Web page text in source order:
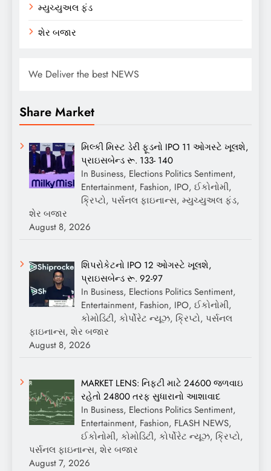
મ્યુચ્યુઅલ ફંડ
શેર બજાર
We Deliver the best NEWS
Share Market
મિલ્કી મિસ્ટ ડેરી ફૂડનો IPO 11 ઓગસ્ટે ખૂલશે,
પ્રાઇસબેન્ડ રૂ. 133- 140
In Business, Elections Politics Sentiment,
Entertainment, Fashion, IPO, ઈકોનોમી,
ક્રિપ્ટો, પર્સનલ ફાઇનાન્સ, મ્યુચ્યુઅલ ફંડ,
શેર બજાર
August 8, 2026
શિપરોકેટનો IPO 12 ઓગસ્ટે ખૂલશે,
પ્રાઇસબેન્ડ રૂ. 92-97
In Business, Elections Politics Sentiment,
Entertainment, Fashion, IPO, ઈકોનોમી,
કોમોડિટી, કોર્પોરેટ ન્યૂઝ, ક્રિપ્ટો, પર્સનલ
ફાઇનાન્સ, શેર બજાર
August 8, 2026
MARKET LENS: નિફ્ટી માટે 24600 જળવાઇ
રહેતો 24800 તરફ સુધારાનો આશાવાદ
In Business, Elections Politics Sentiment,
Entertainment, Fashion, FLASH NEWS,
ઈકોનોમી, કોમોડિટી, કોર્પોરેટ ન્યૂઝ, ક્રિપ્ટો,
પર્સનલ ફાઇનાન્સ, શેર બજાર
August 7, 2026